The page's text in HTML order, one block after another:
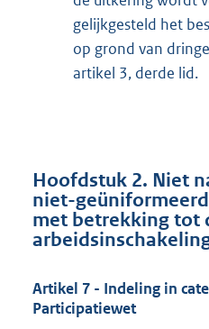
gelijkgesteld het
op grond van
artikel 3, derde lid.
Hoofdstuk 2. Niet
niet-
met betrekking tot
Artikel 7 - Indeling in
Participatiewet